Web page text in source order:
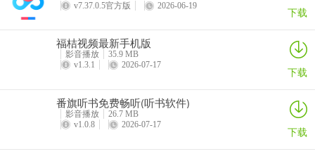
v7.37.0.5官方版
2026-06-19 下载
福桔视频最新手机版
影音播放
35.9 MB
v1.3.1
2026-07-17 下载
番旗听书免费畅听(听书软件)
影音播放
26.7 MB
v1.0.8
2026-07-17 下载